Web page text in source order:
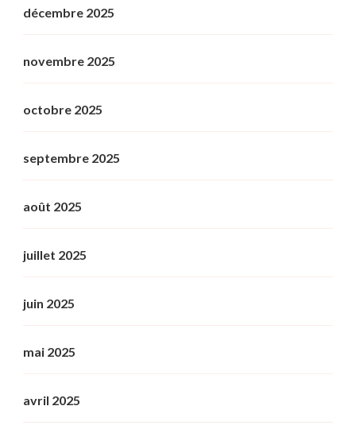
décembre 2025
novembre 2025
octobre 2025
septembre 2025
août 2025
juillet 2025
juin 2025
mai 2025
avril 2025